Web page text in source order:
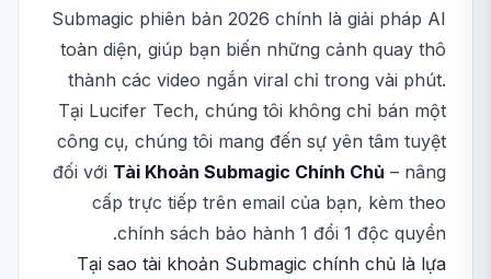
Submagic phiên bản 2026 chính là giải pháp AI
toàn diện, giúp bạn biến những cảnh quay thô
thành các video ngắn viral chỉ trong vài phút.
Tại Lucifer Tech, chúng tôi không chỉ bán một
công cụ, chúng tôi mang đến sự yên tâm tuyệt
đối với Tài Khoản Submagic Chính Chủ – nâng
cấp trực tiếp trên email của bạn, kèm theo
chính sách bảo hành 1 đổi 1 độc quyền.
Tại sao tài khoản Submagic chính chủ là lựa